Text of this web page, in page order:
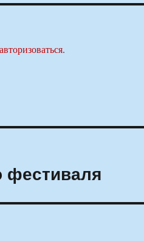
авторизоваться.
фестиваля